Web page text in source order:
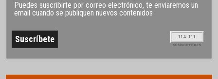
Puedes suscribirte por correo electrónico, te enviaremos un
email cuando se publiquen nuevos contenidos
114.111
SUSCRIPTORES